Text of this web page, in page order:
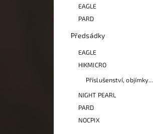
EAGLE
PARD
Předsádky
EAGLE
HIKMICRO
Příslušenství, objímky...
NIGHT PEARL
PARD
NOCPIX